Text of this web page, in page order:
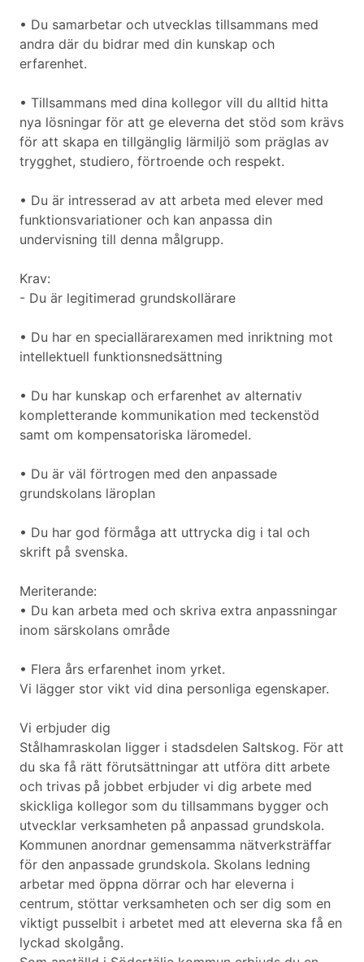
• Du samarbetar och utvecklas tillsammans med
andra där du bidrar med din kunskap och
erfarenhet.
• Tillsammans med dina kollegor vill du alltid hitta
nya lösningar för att ge eleverna det stöd som krävs
för att skapa en tillgänglig lärmiljö som präglas av
trygghet, studiero, förtroende och respekt.
• Du är intresserad av att arbeta med elever med
funktionsvariationer och kan anpassa din
undervisning till denna målgrupp.
Krav:
- Du är legitimerad grundskollärare
• Du har en speciallärarexamen med inriktning mot
intellektuell funktionsnedsättning
• Du har kunskap och erfarenhet av alternativ
kompletterande kommunikation med teckenstöd
samt om kompensatoriska läromedel.
• Du är väl förtrogen med den anpassade
grundskolans läroplan
• Du har god förmåga att uttrycka dig i tal och
skrift på svenska.
Meriterande:
• Du kan arbeta med och skriva extra anpassningar
inom särskolans område
• Flera års erfarenhet inom yrket.
Vi lägger stor vikt vid dina personliga egenskaper.
Vi erbjuder dig
Stålhamraskolan ligger i stadsdelen Saltskog. För att
du ska få rätt förutsättningar att utföra ditt arbete
och trivas på jobbet erbjuder vi dig arbete med
skickliga kollegor som du tillsammans bygger och
utvecklar verksamheten på anpassad grundskola.
Kommunen anordnar gemensamma nätverksträffar
för den anpassade grundskola. Skolans ledning
arbetar med öppna dörrar och har eleverna i
centrum, stöttar verksamheten och ser dig som en
viktigt pusselbit i arbetet med att eleverna ska få en
lyckad skolgång.